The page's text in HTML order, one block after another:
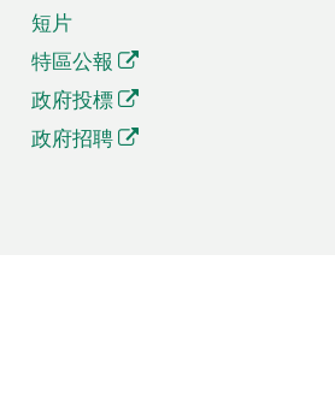
短片
特區公報
政府投標
政府招聘